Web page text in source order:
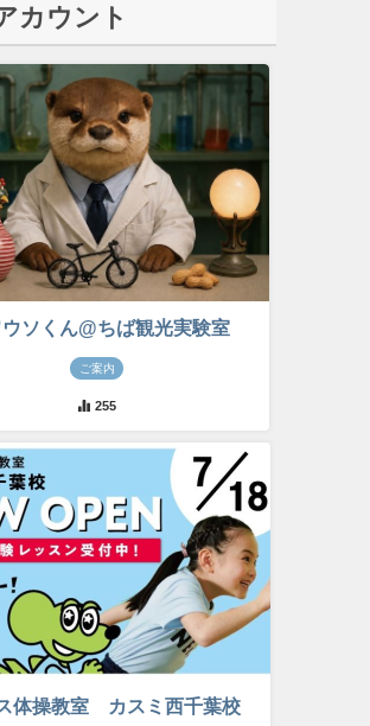
カウント
ウソくん@ちば観光実験室
ご案内
255
体操教室 カスミ西千葉校